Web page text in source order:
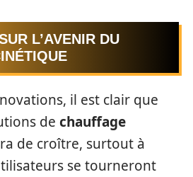
L’AVENIR DU
il est clair que
de chauffage
de croître, surtout à
se tourneront